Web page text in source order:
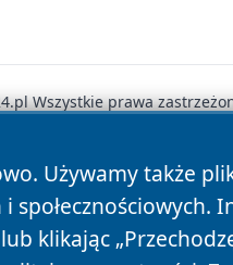
Używamy także
klikając
Wszystkie prawa
Polityka